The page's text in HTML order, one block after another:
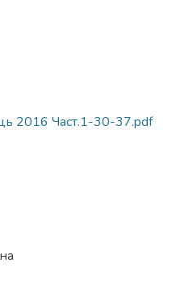
2016 Част.1-30-37.pdf